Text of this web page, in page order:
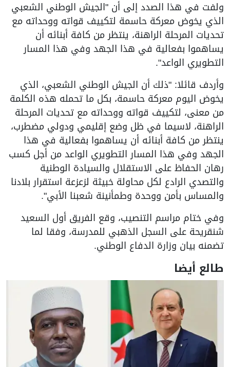
ولفت في هذا الصدد إلى أن "الجيش الوطني الشعبي
الذي يخوض معركة حاسمة لتكييف قواته ووحداته مع
تحديات المرحلة الراهنة، ينتظر من كافة أبنائه أن
يساهموا بفعالية في هذا الجهد وفي هذا المسار
التطويري الواعد".
وأردف قائلا: "ذلك أن الجيش الوطني الشعبي، الذي
يخوض اليوم معركة حاسمة، بكل ما تحمله هذه الكلمة
من معنى، لتكييف قواته ووحداته مع تحديات المرحلة
الراهنة، لاسيما في ظل وضع إقليمي ودولي مضطرب،
ينتظر من كافة أبنائه أن يساهموا بفعالية في هذا
الجهد وفي هذا المسار التطويري الواعد من أجل كسب
رهان الحفاظ على الاستقلال والسيادة الوطنية
والتصدي الرادع لكل محاولة خبيثة لزعزعة استقرار بلادنا
والمساس بأمن ووحدة وطمأنينة شعبنا الأبي".
وفي ختام مراسم التنصيب، وقع الفريق أول السعيد
شنقريحة على السجل الذهبي للمدرسة، وفقا لما
تضمنه بيان وزارة الدفاع الوطني.
طالع أيضا